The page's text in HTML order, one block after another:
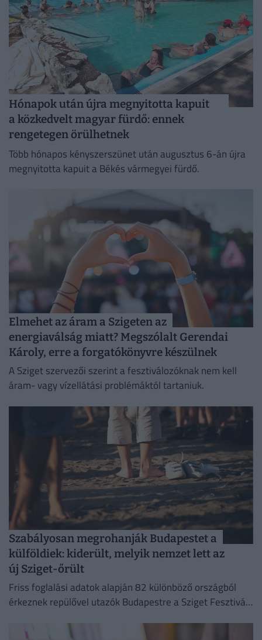
Hónapok után újra megnyitotta kapuit
a közkedvelt magyar fürdő: ennek
rengetegen örülhetnek
Több hónapos kényszerszünet után augusztus 6-án újra
megnyitotta kapuit a Békés vármegyei fürdő.
Elmehet az áram a Szigeten az
energiaválság miatt? Megszólalt Gerendai
Károly, erre a forgatókönyvre készülnek
A Sziget szervezői szerint a fesztiválozóknak nem kell
áram- vagy vízellátási problémáktól tartaniuk.
Szabályosan megrohanják Budapestet a
külföldiek: kiderült, melyik nemzet lett az
új Sziget-őrült
Friss foglalási adatok alapján 82 különböző országból
érkeznek repülővel utazók Budapestre a Sziget Fesztivál